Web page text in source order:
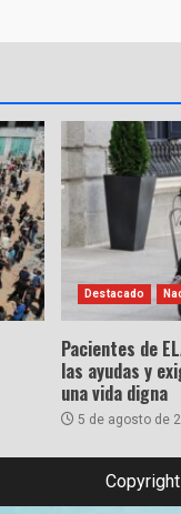
Destacado
Pacientes de
las ayudas y
una vida digna
5 de agosto de